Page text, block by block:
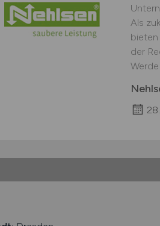
Als
bieten
der
Werde